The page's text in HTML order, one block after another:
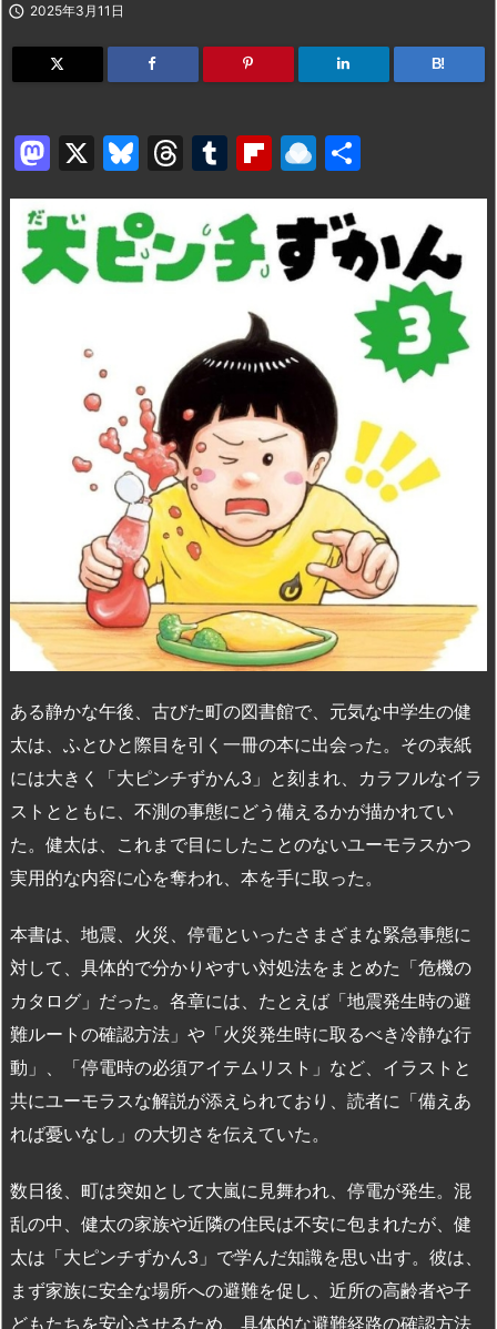
 2025年3月11日
B!
M
a
st
o
d
X
Bl
u
e
s
k
T
hr
e
a
d
T
u
m
bl
r
Fl
ip
b
o
ar
d
R
ai
n
dr
io
有
ある静かな午後、古びた町の図書館で、元気な中学生の健
太は、ふとひと際目を引く一冊の本に出会った。その表紙
には大きく「大ピンチずかん3」と刻まれ、カラフルなイラ
ストとともに、不測の事態にどう備えるかが描かれてい
た。健太は、これまで目にしたことのないユーモラスかつ
実用的な内容に心を奪われ、本を手に取った。
本書は、地震、火災、停電といったさまざまな緊急事態に
対して、具体的で分かりやすい対処法をまとめた「危機の
カタログ」だった。各章には、たとえば「地震発生時の避
難ルートの確認方法」や「火災発生時に取るべき冷静な行
動」、「停電時の必須アイテムリスト」など、イラストと
共にユーモラスな解説が添えられており、読者に「備えあ
れば憂いなし」の大切さを伝えていた。
数日後、町は突如として大嵐に見舞われ、停電が発生。混
乱の中、健太の家族や近隣の住民は不安に包まれたが、健
太は「大ピンチずかん3」で学んだ知識を思い出す。彼は、
まず家族に安全な場所への避難を促し、近所の高齢者や子
どもたちを安心させるため、具体的な避難経路の確認方法